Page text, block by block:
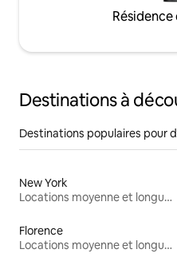
Destinations à
Destinations populaires pour
New York
Locations moyenne et longue durée
Florence
Locations moyenne et longue durée